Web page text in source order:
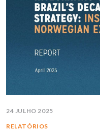
24 JULHO 2025
RELATÓRIOS